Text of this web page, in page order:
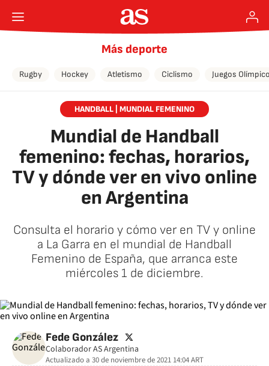
Más deporte
Rugby Hockey Atletismo Ciclismo Juegos
HANDBALL | MUNDIAL FEMENINO
Mundial de Handball
femenino: fechas, horarios,
TV y dónde ver en vivo online
en Argentina
Consulta el horario y cómo ver en TV y online
a La Garra en el mundial de Handball
Femenino de España, que arranca este
miércoles 1 de diciembre.
Fede González twitter
Colaborador AS Argentina
Actualizado a 30 de noviembre de 2021 14:04ART